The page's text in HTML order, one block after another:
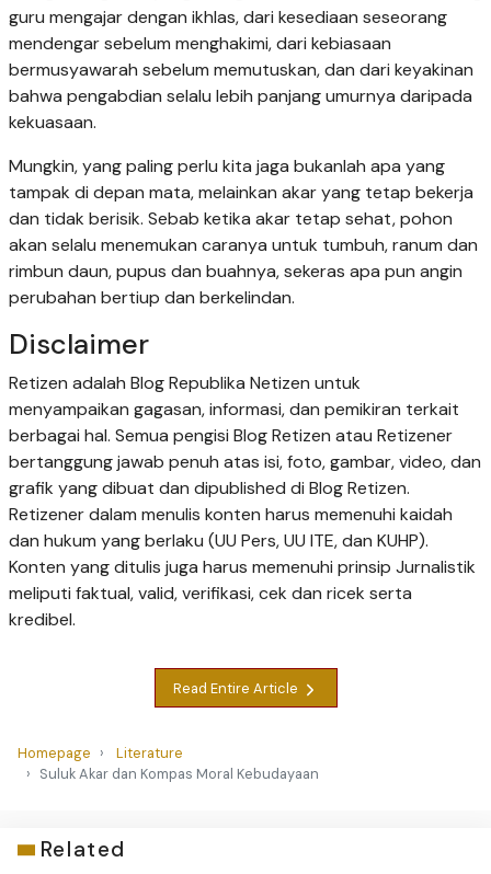
guru mengajar dengan ikhlas, dari kesediaan seseorang
mendengar sebelum menghakimi, dari kebiasaan
bermusyawarah sebelum memutuskan, dan dari keyakinan
bahwa pengabdian selalu lebih panjang umurnya daripada
kekuasaan.
Mungkin, yang paling perlu kita jaga bukanlah apa yang
tampak di depan mata, melainkan akar yang tetap bekerja
dan tidak berisik. Sebab ketika akar tetap sehat, pohon
akan selalu menemukan caranya untuk tumbuh, ranum dan
rimbun daun, pupus dan buahnya, sekeras apa pun angin
perubahan bertiup dan berkelindan.
Disclaimer
Retizen adalah Blog Republika Netizen untuk
menyampaikan gagasan, informasi, dan pemikiran terkait
berbagai hal. Semua pengisi Blog Retizen atau Retizener
bertanggung jawab penuh atas isi, foto, gambar, video, dan
grafik yang dibuat dan dipublished di Blog Retizen.
Retizener dalam menulis konten harus memenuhi kaidah
dan hukum yang berlaku (UU Pers, UU ITE, dan KUHP).
Konten yang ditulis juga harus memenuhi prinsip Jurnalistik
meliputi faktual, valid, verifikasi, cek dan ricek serta
kredibel.
Read Entire Article
Homepage
Literature
Suluk Akar dan Kompas Moral Kebudayaan
Related